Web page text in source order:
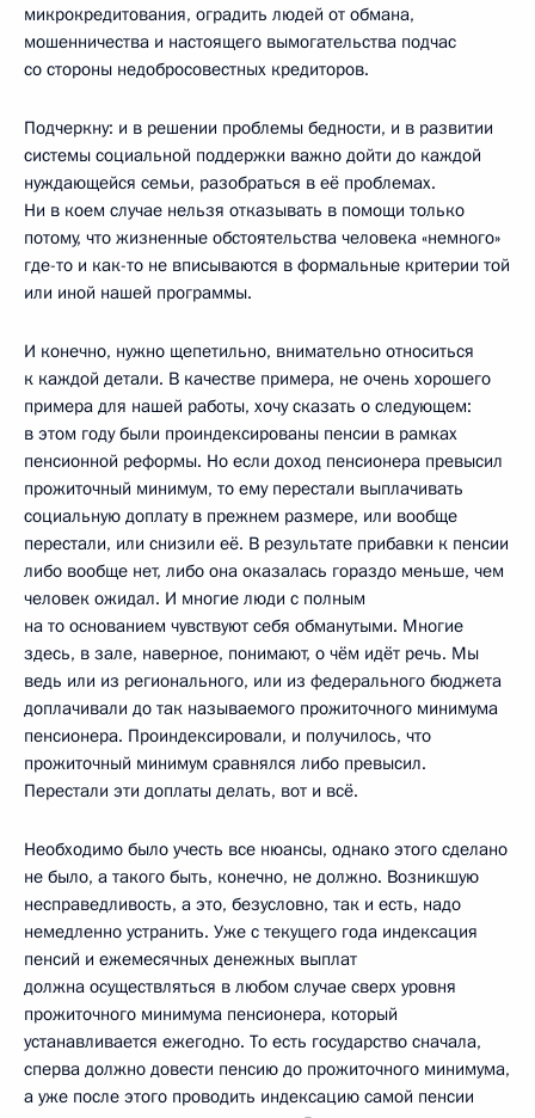
микрокредитования, оградить людей от обмана,
мошенничества и настоящего вымогательства подчас
со стороны недобросовестных кредиторов.
Подчеркну: и в решении проблемы бедности, и в развитии
системы социальной поддержки важно дойти до каждой
нуждающейся семьи, разобраться в её проблемах.
Ни в коем случае нельзя отказывать в помощи только
потому, что жизненные обстоятельства человека «немного»
где-то и как-то не вписываются в формальные критерии той
или иной нашей программы.
И конечно, нужно щепетильно, внимательно относиться
к каждой детали. В качестве примера, не очень хорошего
примера для нашей работы, хочу сказать о следующем:
в этом году были проиндексированы пенсии в рамках
пенсионной реформы. Но если доход пенсионера превысил
прожиточный минимум, то ему перестали выплачивать
социальную доплату в прежнем размере, или вообще
перестали, или снизили её. В результате прибавки к пенсии
либо вообще нет, либо она оказалась гораздо меньше, чем
человек ожидал. И многие люди с полным
на то основанием чувствуют себя обманутыми. Многие
здесь, в зале, наверное, понимают, о чём идёт речь. Мы
ведь или из регионального, или из федерального бюджета
доплачивали до так называемого прожиточного минимума
пенсионера. Проиндексировали, и получилось, что
прожиточный минимум сравнялся либо превысил.
Перестали эти доплаты делать, вот и всё.
Необходимо было учесть все нюансы, однако этого сделано
не было, а такого быть, конечно, не должно. Возникшую
несправедливость, а это, безусловно, так и есть, надо
немедленно устранить. Уже с текущего года индексация
пенсий и ежемесячных денежных выплат
должна осуществляться в любом случае сверх уровня
прожиточного минимума пенсионера, который
устанавливается ежегодно. То есть государство сначала,
сперва должно довести пенсию до прожиточного минимума,
а уже после этого проводить индексацию самой пенсии